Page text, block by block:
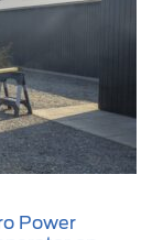
Power